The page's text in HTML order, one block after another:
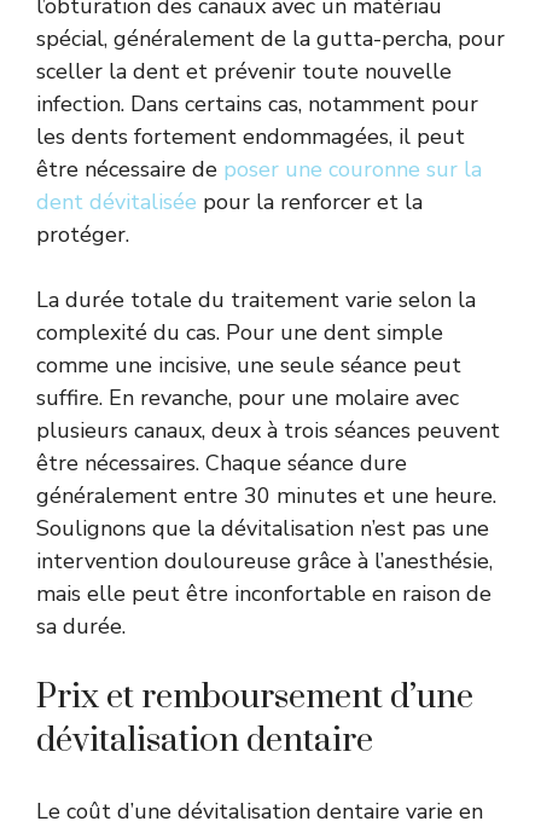
l’obturation des canaux avec un matériau
spécial, généralement de la gutta-percha, pour
sceller la dent et prévenir toute nouvelle
infection. Dans certains cas, notamment pour
les dents fortement endommagées, il peut
être nécessaire de poser une couronne sur la
dent dévitalisée pour la renforcer et la
protéger.
La durée totale du traitement varie selon la
complexité du cas. Pour une dent simple
comme une incisive, une seule séance peut
suffire. En revanche, pour une molaire avec
plusieurs canaux, deux à trois séances peuvent
être nécessaires. Chaque séance dure
généralement entre 30 minutes et une heure.
Soulignons que la dévitalisation n’est pas une
intervention douloureuse grâce à l’anesthésie,
mais elle peut être inconfortable en raison de
sa durée.
Prix et remboursement d’une
dévitalisation dentaire
Le coût d’une dévitalisation dentaire varie en